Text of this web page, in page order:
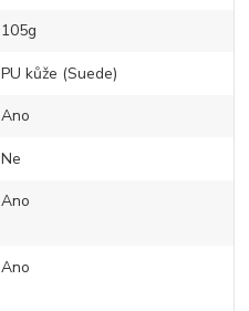
105g
PU kůže (Suede)
Ano
Ne
Ano
Ano